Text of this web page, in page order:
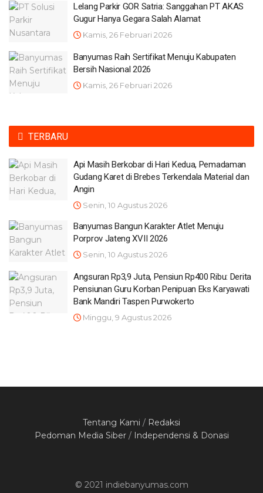
Lelang Parkir GOR Satria: Sanggahan PT AKAS
Gugur Hanya Gegara Salah Alamat
Kamis, 26 Februari 2026
Banyumas Raih Sertifikat Menuju Kabupaten
Bersih Nasional 2026
Kamis, 26 Februari 2026
TERBARU
Api Masih Berkobar di Hari Kedua, Pemadaman
Gudang Karet di Brebes Terkendala Material dan
Angin
Senin, 10 Agustus 2026
Banyumas Bangun Karakter Atlet Menuju
Porprov Jateng XVII 2026
Senin, 10 Agustus 2026
Angsuran Rp3,9 Juta, Pensiun Rp400 Ribu: Derita
Pensiunan Guru Korban Penipuan Eks Karyawati
Bank Mandiri Taspen Purwokerto
Minggu, 9 Agustus 2026
Tentang Kami / Redaksi
Pedoman Media Siber/ Independensi & Donasi
© 2021 indiebanyumas.com